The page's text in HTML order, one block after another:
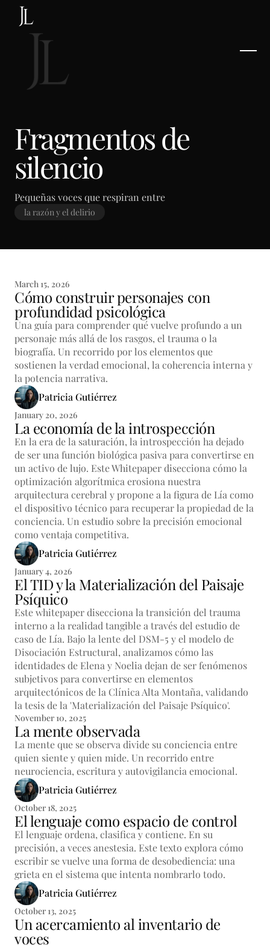
Fragmentos de
silencio
Pequeñas voces que respiran entre
la razón y el delirio
March 15, 2026
Cómo construir personajes con
profundidad psicológica
Una guía para comprender qué vuelve profundo a un
personaje más allá de los rasgos, el trauma o la
biografía. Un recorrido por los elementos que
sostienen la verdad emocional, la coherencia interna y
la potencia narrativa.
Patricia Gutiérrez
January 20, 2026
La economía de la introspección
En la era de la saturación, la introspección ha dejado
de ser una función biológica pasiva para convertirse en
un activo de lujo. Este Whitepaper disecciona cómo la
optimización algorítmica erosiona nuestra
arquitectura cerebral y propone a la figura de Lía como
el dispositivo técnico para recuperar la propiedad de la
conciencia. Un estudio sobre la precisión emocional
como ventaja competitiva.
Patricia Gutiérrez
January 4, 2026
El TID y la Materialización del Paisaje
Psíquico
Este whitepaper disecciona la transición del trauma
interno a la realidad tangible a través del estudio de
caso de Lía. Bajo la lente del DSM-5 y el modelo de
Disociación Estructural, analizamos cómo las
identidades de Elena y Noelia dejan de ser fenómenos
subjetivos para convertirse en elementos
arquitectónicos de la Clínica Alta Montaña, validando
la tesis de la 'Materialización del Paisaje Psíquico'.
November 10, 2025
La mente observada
La mente que se observa divide su conciencia entre
quien siente y quien mide. Un recorrido entre
neurociencia, escritura y autovigilancia emocional.
Patricia Gutiérrez
October 18, 2025
El lenguaje como espacio de control
El lenguaje ordena, clasifica y contiene. En su
precisión, a veces anestesia. Este texto explora cómo
escribir se vuelve una forma de desobediencia: una
grieta en el sistema que intenta nombrarlo todo.
Patricia Gutiérrez
October 13, 2025
Un acercamiento al inventario de
voces